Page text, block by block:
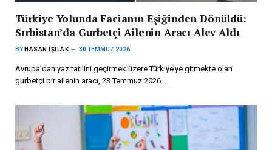
Türkiye Yolunda Facianın Eşiğinden Dönüldü:
Sırbistan’da Gurbetçi Ailenin Aracı Alev Aldı
BY HASAN IŞILAK 30 TEMMUZ 2026
Avrupa’dan yaz tatilini geçirmek üzere Türkiye’ye gitmekte olan
gurbetçi bir ailenin aracı, 23 Temmuz 2026…